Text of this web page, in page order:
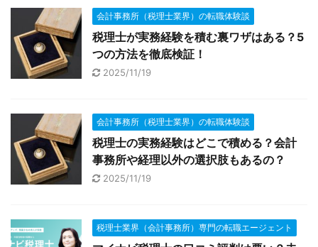
会計事務所（税理士業界）の転職体験談
税理士が実務経験を積む裏ワザはある？5
つの方法を徹底検証！
2025/11/19
会計事務所（税理士業界）の転職体験談
税理士の実務経験はどこで積める？会計
事務所や経理以外の選択肢もあるの？
2025/11/19
税理士業界（会計事務所）専門の転職エージェント